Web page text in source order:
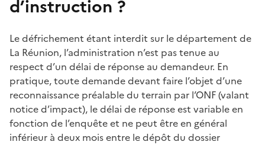
d’instruction ?
Le défrichement étant interdit sur le département de
La Réunion, l’administration n’est pas tenue au
respect d’un délai de réponse au demandeur. En
pratique, toute demande devant faire l’objet d’une
reconnaissance préalable du terrain par l’ONF (valant
notice d’impact), le délai de réponse est variable en
fonction de l’enquête et ne peut être en général
inférieur à deux mois entre le dépôt du dossier